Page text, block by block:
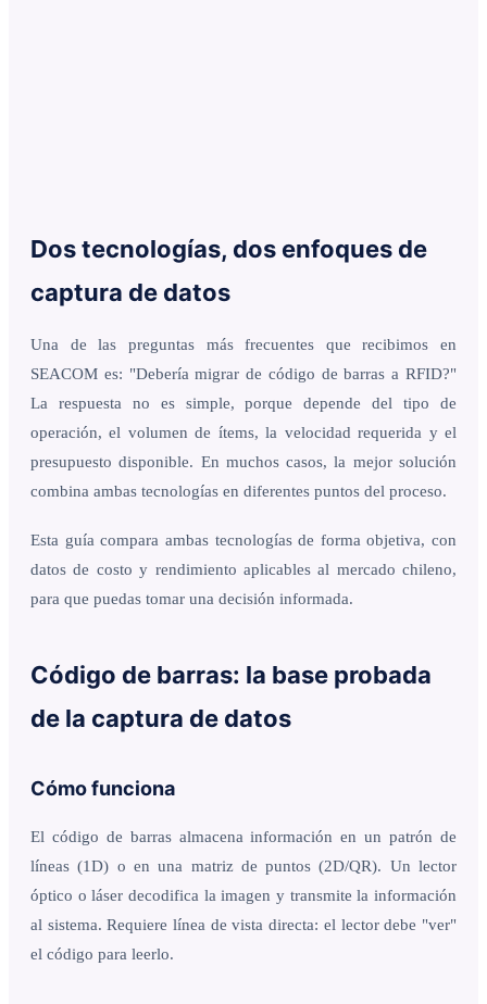
Dos tecnologías, dos enfoques de
captura de datos
Una de las preguntas más frecuentes que recibimos en
SEACOM es: "Debería migrar de código de barras a RFID?"
La respuesta no es simple, porque depende del tipo de
operación, el volumen de ítems, la velocidad requerida y el
presupuesto disponible. En muchos casos, la mejor solución
combina ambas tecnologías en diferentes puntos del proceso.
Esta guía compara ambas tecnologías de forma objetiva, con
datos de costo y rendimiento aplicables al mercado chileno,
para que puedas tomar una decisión informada.
Código de barras: la base probada
de la captura de datos
Cómo funciona
El código de barras almacena información en un patrón de
líneas (1D) o en una matriz de puntos (2D/QR). Un lector
óptico o láser decodifica la imagen y transmite la información
al sistema. Requiere línea de vista directa: el lector debe "ver"
el código para leerlo.